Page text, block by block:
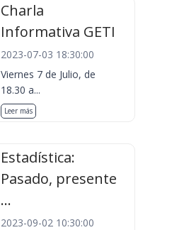
Charla
Informativa GETI
2023-07-03 18:30:00
Viernes 7 de Julio, de
18.30 a...
Leer más
Estadística:
Pasado, presente
...
2023-09-02 10:30:00